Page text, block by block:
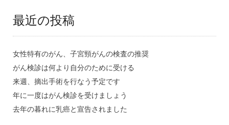
最近の投稿
女性特有のがん、子宮頸がんの検査の推奨
がん検診は何より自分のために受ける
来週、摘出手術を行なう予定です
年に一度はがん検診を受けましょう
去年の暮れに乳癌と宣告されました